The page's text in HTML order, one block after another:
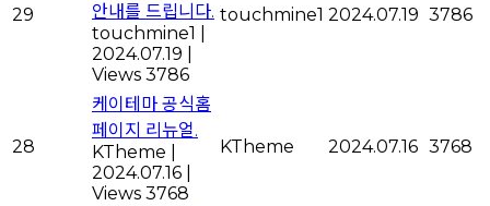
29
안내를 드립니다.
touchmine1
2024.07.19
Views 3786
touchmine1 2024.07.19 3786
28
케이테마 공식홈
페이지 리뉴얼.
KTheme
2024.07.16
Views 3768
KTheme 2024.07.16 3768